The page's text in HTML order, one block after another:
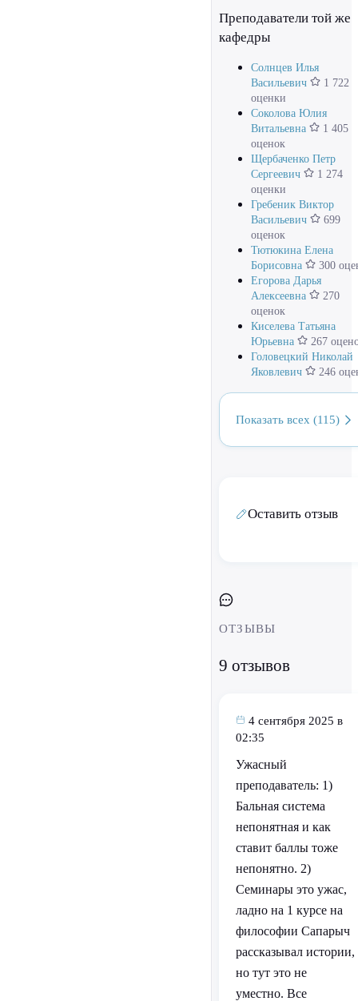
Преподаватели той же
кафедры
Солнцев Илья
Васильевич
1 722
оценки
Соколова Юлия
Витальевна
1 405
оценок
Щербаченко Петр
Сергеевич
1 274
оценки
Гребеник Виктор
Васильевич
699
оценок
Тютюкина Елена
Борисовна
300
Егорова Дарья
Алексеевна
270
оценок
Киселева Татьяна
Юрьевна
267
Головецкий Николай
Яковлевич
246
Показать всех (115)
Оставить отзыв
ОТЗЫВЫ
9 отзывов
4 сентября 2025 в
02:35
Ужасный
преподаватель: 1)
Бальная система
непонятная и как
ставит баллы тоже
непонятно. 2)
Семинары это ужас,
ладно на 1 курсе на
философии Сапарыч
рассказывал истории,
но тут это не
уместно. Все